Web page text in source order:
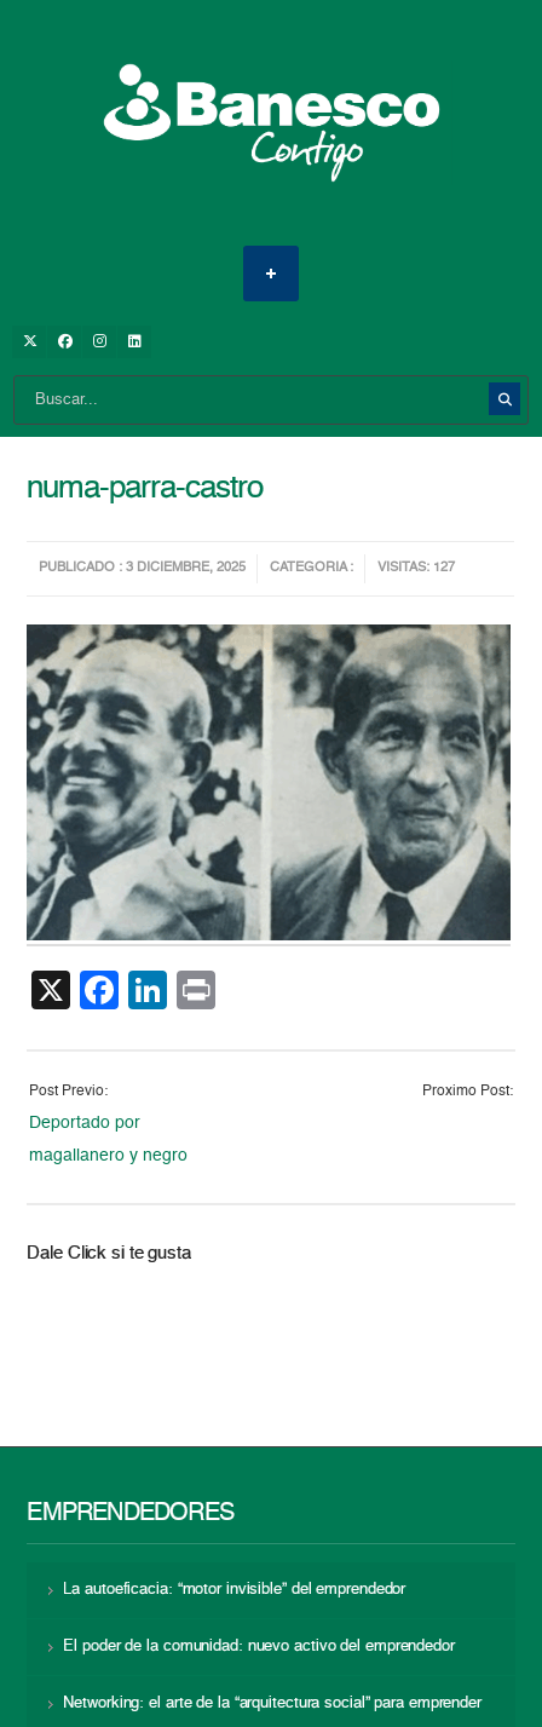
numa-parra-castro
PUBLICADO : 3 DICIEMBRE, 2025 CATEGORIA : VISITAS: 127
X Facebook
LinkedIn
Post Previo:
Deportado por
magallanero y negro
Proximo Post:
Dale Click si te gusta
EMPRENDEDORES
La autoeficacia: “motor invisible” del emprendedor
El poder de la comunidad: nuevo activo del emprendedor
Networking: el arte de la “arquitectura social” para emprender